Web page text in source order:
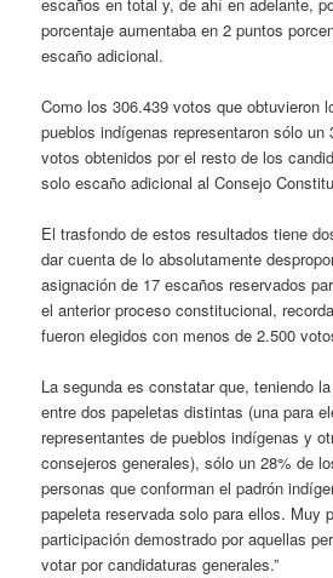
porcentaje aumentaba en 2 puntos
escaño adicional.
Como los 306.439 votos que obtuvieron
pueblos indígenas representaron sólo
votos obtenidos por el resto de los
solo escaño adicional al Consejo
El trasfondo de estos resultados tiene
dar cuenta de lo absolutamente
asignación de 17 escaños reservados
el anterior proceso constitucional,
fueron elegidos con menos de 2.500
La segunda es constatar que, teniendo
entre dos papeletas distintas (una para
representantes de pueblos indígenas y
consejeros generales), sólo un 28% de
personas que conforman el padrón
papeleta reservada solo para ellos. Muy
participación demostrado por aquellas
votar por candidaturas generales.”